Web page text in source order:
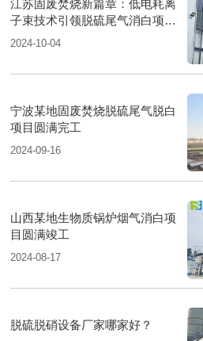
江苏固废焚烧新篇章：低电耗离
子束技术引领脱硫尾气消白项目
圆满落成
2024-10-04
宁波某地固废焚烧脱硫尾气脱白
项目圆满完工
2024-09-16
山西某地生物质锅炉烟气消白项
目圆满竣工
2024-08-17
脱硫脱硝设备厂家哪家好？